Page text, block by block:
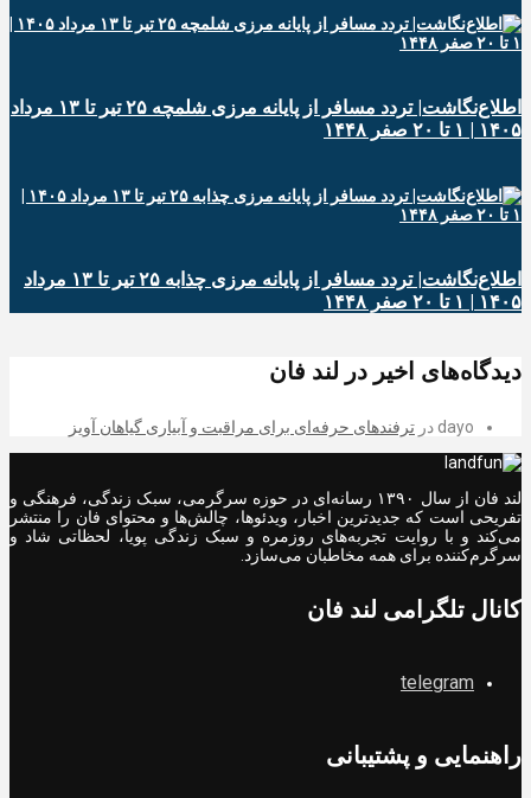
اطلاع‌نگاشت| تردد مسافر از پایانه‌ مرزی شلمچه ۲۵ تیر تا ۱۳ مرداد
۱۴۰۵ | ۱ تا ۲۰ صفر ۱۴۴۸
اطلاع‌نگاشت| تردد مسافر از پایانه‌ مرزی چذابه ۲۵ تیر تا ۱۳ مرداد
۱۴۰۵ | ۱ تا ۲۰ صفر ۱۴۴۸
دیدگاه‌های اخیر در لند فان
dayo در ترفندهای حرفه‌ای برای مراقبت و آبیاری گیاهان آویز
لند فان از سال ۱۳۹۰ رسانه‌ای در حوزه سرگرمی، سبک زندگی، فرهنگی و
تفریحی است که جدیدترین اخبار، ویدئوها، چالش‌ها و محتوای فان را منتشر
می‌کند و با روایت تجربه‌های روزمره و سبک زندگی پویا، لحظاتی شاد و
سرگرم‌کننده برای همه مخاطبان می‌سازد.
کانال تلگرامی لند فان
telegram
راهنمایی و پشتیبانی